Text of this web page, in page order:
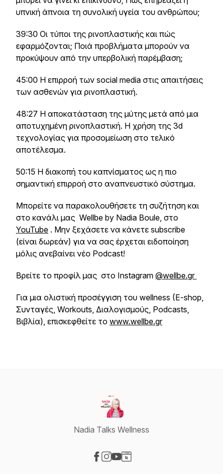
υπνική άπνοια τη συνολική υγεία του ανθρώπου;
39:30 Οι τύποι της ρινοπλαστικής και πώς
εφαρμόζονται; Ποιά προβλήματα μπορούν να
προκύψουν από την υπερβολική παρέμβαση;
45:00 Η επιρροή των social media στις απαιτήσεις
των ασθενών για ρινοπλαστική.
48:27 Η αποκατάσταση της μύτης μετά από μια
αποτυχημένη ρινοπλαστική. Η χρήση της 3d
τεχνολογίας για προσομείωση στο τελικό
αποτέλεσμα.
50:15 Η διακοπή του καπνίσματος ως η πιο
σημαντική επιρροή στο αναπνευστικό σύστημα.
Μπορείτε να παρακολουθήσετε τη συζήτηση και
στο κανάλι μας Wellbe by Nadia Boule, στο
YouTube . Μην ξεχάσετε να κάνετε subscribe
(είναι δωρεάν) για να σας έρχεται ειδοποίηση
μόλις ανεβαίνει νέο Podcast!
Βρείτε το προφίλ μας στο Instagram @wellbe.gr
Για μια ολιστική προσέγγιση του wellness (E-shop,
Συνταγές, Workouts, Διαλογισμούς, Podcasts,
Βιβλία), επισκεφθείτε το www.wellbe.gr
Nadia Talks Wellness